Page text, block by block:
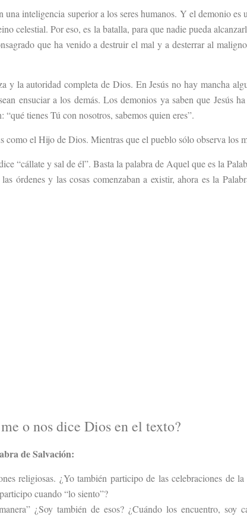
inteligencia superior a los seres humanos. Y el demonio es
celestial. Por eso, es la batalla, para que nadie pueda
que ha venido a destruir el mal y a desterrar al
y la autoridad completa de Dios. En Jesús no hay mancha
ensuciar a los demás. Los demonios ya saben que Jesús
tienes Tú con nosotros, sabemos quien eres”.
como el Hijo de Dios. Mientras que el pueblo sólo observa los
“cállate y sal de él”. Basta la palabra de Aquel que es la
órdenes y las cosas comenzaban a existir, ahora es la
o nos dice Dios en el texto?
de Salvación:
religiosas. ¿Yo también participo de las celebraciones de la
cuando “lo siento”?
¿Soy también de esos? ¿Cuándo los encuentro, soy